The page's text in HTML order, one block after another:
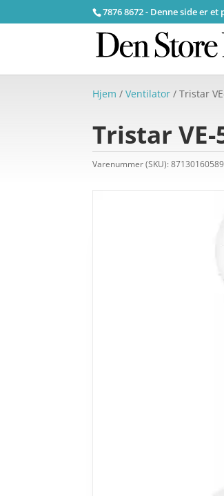
7876 8672 - Denne side er
Hjem /Ventilator / Tristar
Tristar
Varenummer (SKU):